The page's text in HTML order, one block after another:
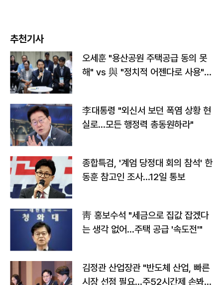
추천기사
오세훈 "용산공원 주택공급 동의 못
해" vs 與 "정치적 어젠다로 사용"
李대통령 "외신서 보던 폭염 상황 현
실로…모든 행정력 총동원하라"
종합특검, '계엄 당정대 회의 참석' 한
동훈 참고인 조사...12일 통보
靑 홍보수석 "세금으로 집값 잡겠다
는 생각 없어…주택 공급 '속도전'"
김정관 산업장관 "반도체 산업, 빠른
시장 선점 필요…주52시간제 손봐